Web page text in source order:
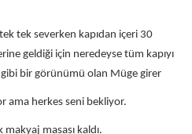
tek severken kapıdan içeri 30
geldiği için neredeyse tüm kapıyı
bir görünümü olan Müge girer
ama herkes seni bekliyor.
masası kaldı.